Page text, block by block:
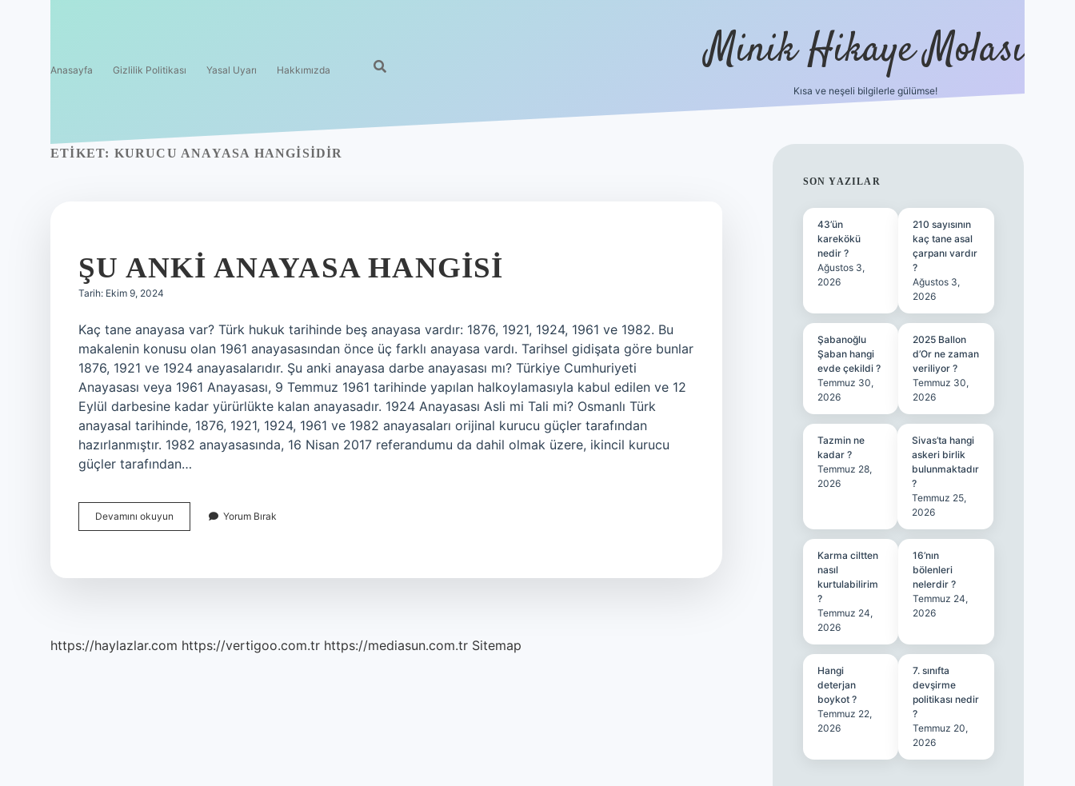
Anasayfa Gizlilik Politikası Yasal Uyarı Hakkımızda Minik Hikaye Molası
Kısa ve neşeli bilgilerle gülümse!
ETIKET: KURUCU ANAYASA HANGISIDIR
ŞU ANKI ANAYASA HANGISI
Tarih: Ekim 9, 2024
Kaç tane anayasa var? Türk hukuk tarihinde beş anayasa vardır: 1876, 1921, 1924, 1961 ve 1982. Bu
makalenin konusu olan 1961 anayasasından önce üç farklı anayasa vardı. Tarihsel gidişata göre bunlar
1876, 1921 ve 1924 anayasalarıdır. Şu anki anayasa darbe anayasası mı? Türkiye Cumhuriyeti
Anayasası veya 1961 Anayasası, 9 Temmuz 1961 tarihinde yapılan halkoylamasıyla kabul edilen ve 12
Eylül darbesine kadar yürürlükte kalan anayasadır. 1924 Anayasası Asli mi Tali mi? Osmanlı Türk
anayasal tarihinde, 1876, 1921, 1924, 1961 ve 1982 anayasaları orijinal kurucu güçler tarafından
hazırlanmıştır. 1982 anayasasında, 16 Nisan 2017 referandumu da dahil olmak üzere, ikincil kurucu
güçler tarafından…
Devamını okuyun
Anki
Yorum Bırak
https://haylazlar.com https://vertigoo.com.tr https://mediasun.com.tr Sitemap
SIDEBAR
SON YAZILAR
43’ün
karekökü
nedir ?
Ağustos 3,
2026
210 sayısının
kaç tane asal
çarpanı vardır
?
Ağustos 3,
2026
Şabanoğlu
Şaban hangi
evde çekildi ?
Temmuz 30,
2026
2025 Ballon
d’Or ne zaman
veriliyor ?
Temmuz 30,
2026
Tazmin ne
kadar ?
Temmuz 28,
2026
Sivas’ta hangi
askeri birlik
bulunmaktadır
?
Temmuz 25,
2026
Karma ciltten
nasıl
kurtulabilirim
?
Temmuz 24,
2026
16’nın
bölenleri
nelerdir ?
Temmuz 24,
2026
Hangi
deterjan
boykot ?
Temmuz 22,
2026
7. sınıfta
devşirme
politikası nedir
?
Temmuz 20,
2026
elexbett.net